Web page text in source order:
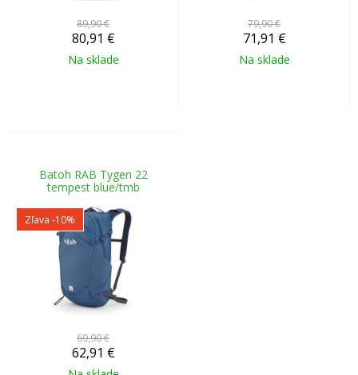
89,90 €
80,91 €
Na sklade
79,90 €
71,91 €
Na sklade
Batoh RAB Tygen 22
tempest blue/tmb
Zľava -10%
69,90 €
62,91 €